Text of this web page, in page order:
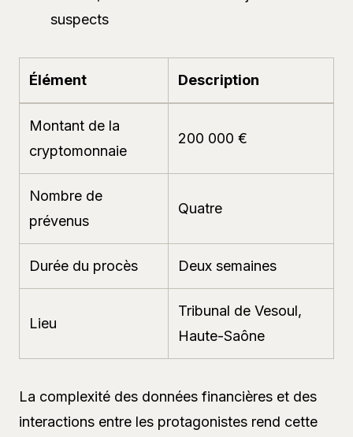
suspects
Élément Description
Montant de la
cryptomonnaie
200 000 €
Nombre de
prévenus
Quatre
Durée du procès Deux semaines
Lieu
Tribunal de Vesoul,
Haute-Saône
La complexité des données financières et des
interactions entre les protagonistes rend cette